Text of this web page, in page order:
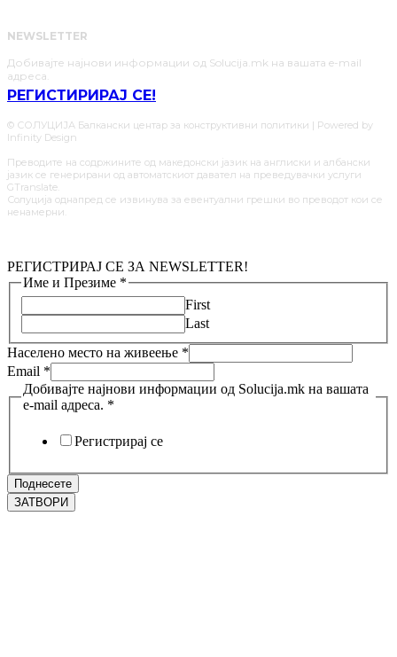
NEWSLETTER
Добивајте најнови информации од Solucija.mk на вашата e-mail
адреса.
РЕГИСТИРИРАЈ СЕ!
© СОЛУЦИЈА Балкански центар за конструктивни политики | Powered by
Infinity Design
Преводите на содржините од македонски јазик на англиски и албански
јазик се генерирани од автоматскиот давател на преведувачки услуги
GTranslate.
Солуција однапред се извинува за евентуални грешки во преводот кои се
ненамерни.
РЕГИСТРИРАЈ СЕ ЗА NEWSLETTER!
Име и Презиме *
First
Last
Населено место на живеење *
Email *
Добивајте најнови информации од Solucija.mk на вашата
e-mail адреса. *
Регистрирај се
Поднесете
ЗАТВОРИ